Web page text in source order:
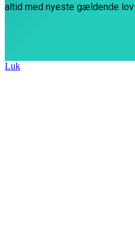
altid med nyeste gældende lov
Luk